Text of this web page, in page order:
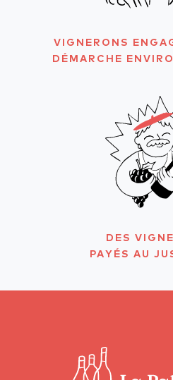
VIGNERONS
DÉMARCHE
DES
PAYÉS AU